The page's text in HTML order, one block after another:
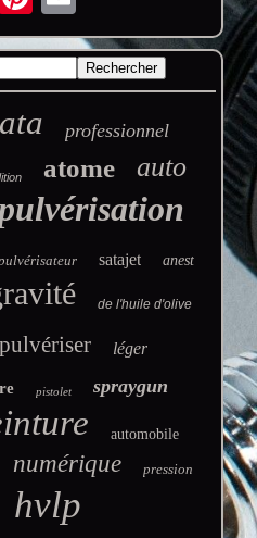
professionnel
atome auto
satajet anest
de l'huile d'olive
pulvériser léger
pistolet spraygun
automobile
numérique pression
hvlp